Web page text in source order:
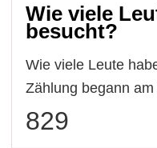
Wie viele
besucht?
Wie viele Leute
Zählung begann
829